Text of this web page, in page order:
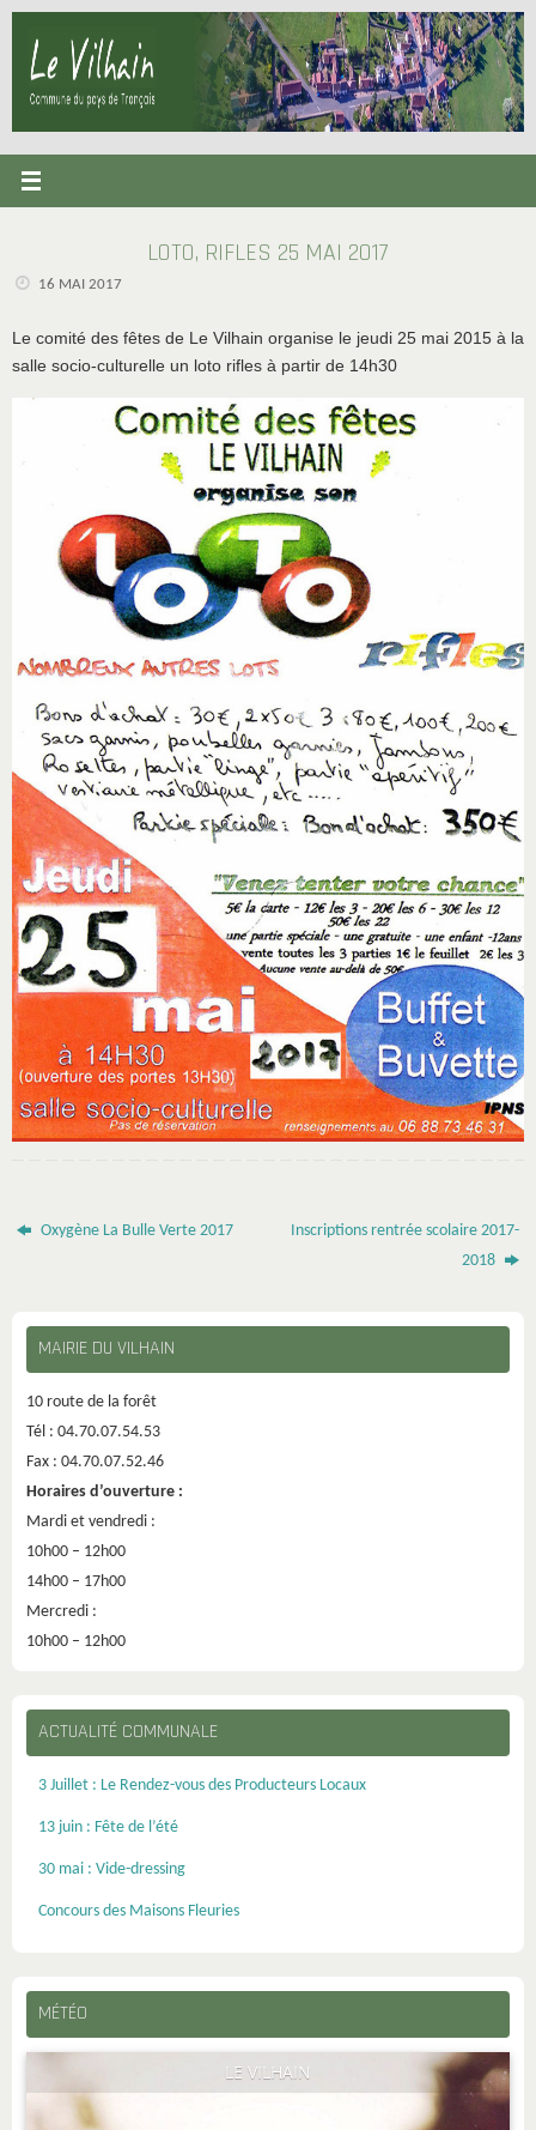
Passer
contenu
LOTO, RIFLES 25 MAI 2017
16 MAI 2017
Le comité des fêtes de Le Vilhain organise le jeudi 25 mai 2015 à la
salle socio-culturelle un loto rifles à partir de 14h30
Oxygène La Bulle Verte 2017
Inscriptions rentrée scolaire 2017-
2018
MAIRIE DU VILHAIN
10 route de la forêt
Tél : 04.70.07.54.53
Fax : 04.70.07.52.46
Horaires d’ouverture :
Mardi et vendredi :
10h00 – 12h00
14h00 – 17h00
Mercredi :
10h00 – 12h00
ACTUALITÉ COMMUNALE
3 Juillet : Le Rendez-vous des Producteurs Locaux
13 juin : Fête de l’été
30 mai : Vide-dressing
Concours des Maisons Fleuries
MÉTÉO
LE VILHAIN